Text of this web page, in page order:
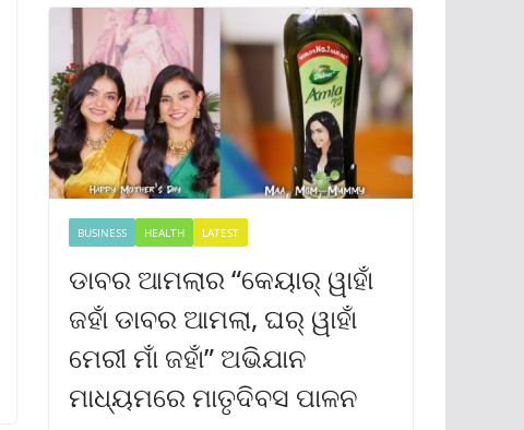
BUSINESS HEALTH LATEST
ଡାବର ଆମଲାର “କେୟାର୍ ୱାହାଁ
ଜହାଁ ଡାବର ଆମଲା, ଘର୍ ୱାହାଁ
ମେରୀ ମାଁ ଜହାଁ” ଅଭିଯାନ
ମାଧ୍ୟମରେ ମାତୃଦିବସ ପାଳନ